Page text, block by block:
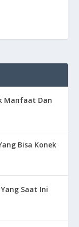
Manfaat Dan
Bisa Konek
Saat Ini